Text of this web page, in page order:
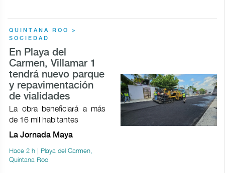
QUINTANA ROO >
SOCIEDAD
En Playa del
Carmen, Villamar 1
tendrá nuevo parque
y repavimentación
de vialidades
La obra beneficiará a más
de 16 mil habitantes
La Jornada Maya
Hace 2 h | Playa del Carmen,
Quintana Roo